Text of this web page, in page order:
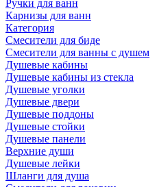
Ручки для ванн
Карнизы для ванн
Категория
Смесители для биде
Смесители для ванны с душем
Душевые кабины
Душевые кабины из стекла
Душевые уголки
Душевые двери
Душевые поддоны
Душевые стойки
Душевые панели
Верхние души
Душевые лейки
Шланги для душа